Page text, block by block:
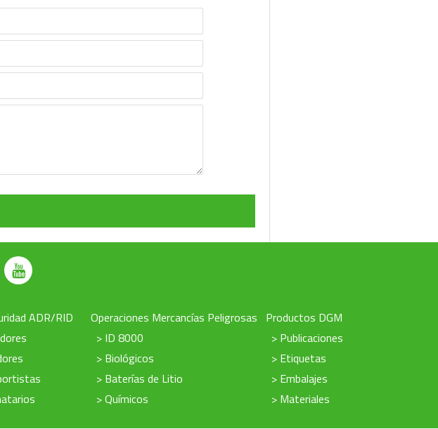
ADR/RID
Operaciones Mercancías Peligrosas
> ID 8000
> Biológicos
> Baterías de Litio
> Químicos
Productos DGM
> Publicaciones
> Etiquetas
> Embalajes
> Materiales